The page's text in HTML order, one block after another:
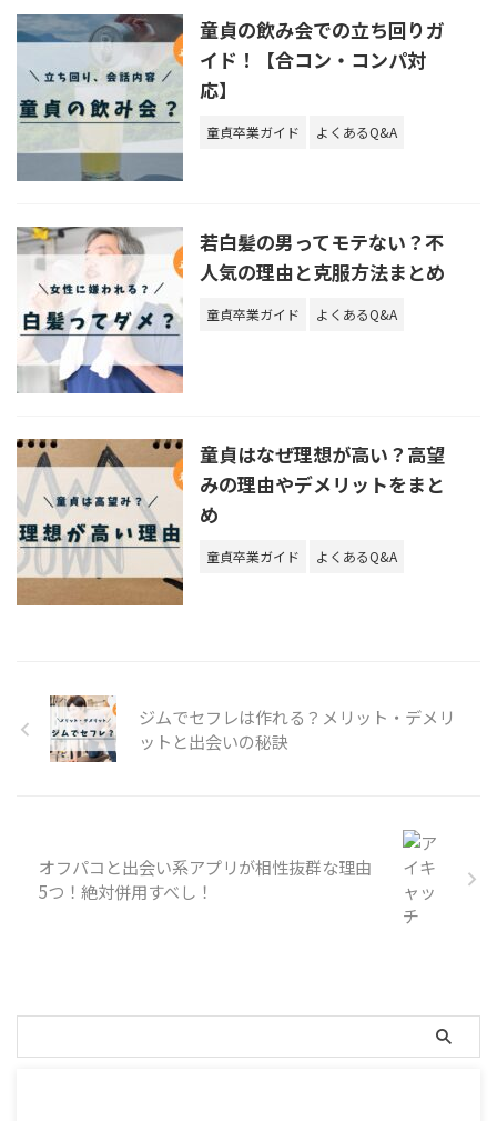
童貞の飲み会での立ち回りガ
イド！【合コン・コンパ対
応】
童貞卒業ガイド よくあるQ&A
若白髪の男ってモテない？不
人気の理由と克服方法まとめ
童貞卒業ガイド よくあるQ&A
童貞はなぜ理想が高い？高望
みの理由やデメリットをまと
め
童貞卒業ガイド よくあるQ&A
ジムでセフレは作れる？メリット・デメリ
ットと出会いの秘訣
オフパコと出会い系アプリが相性抜群な理由
5つ！絶対併用すべし！